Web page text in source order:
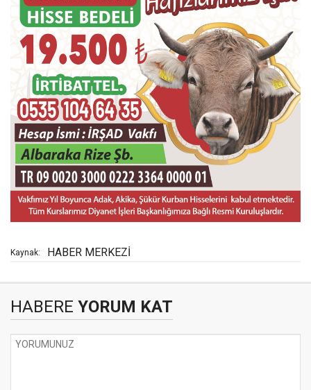
Kaynak: HABER MERKEZİ
HABERE YORUM KAT